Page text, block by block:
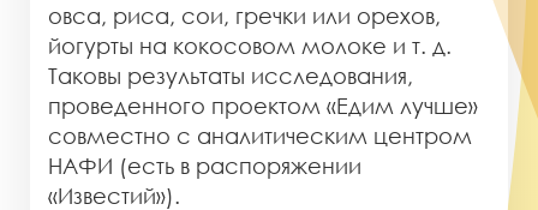
овса, риса, сои, гречки или орехов,
йогурты на кокосовом молоке и т. д.
Таковы результаты исследования,
проведенного проектом «Едим лучше»
совместно с аналитическим центром
НАФИ (есть в распоряжении
«Известий»).